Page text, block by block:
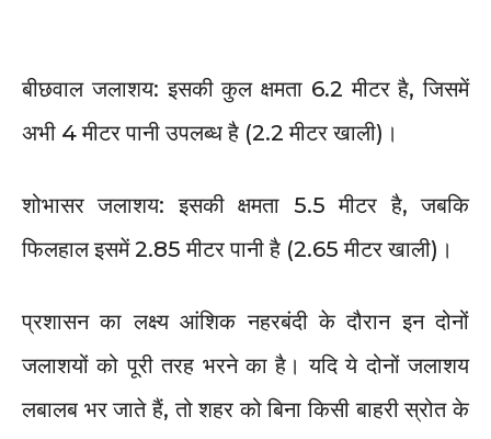
बीछवाल जलाशय: इसकी कुल क्षमता 6.2 मीटर है, जिसमें
अभी 4 मीटर पानी उपलब्ध है (2.2 मीटर खाली)।
शोभासर जलाशय: इसकी क्षमता 5.5 मीटर है, जबकि
फिलहाल इसमें 2.85 मीटर पानी है (2.65 मीटर खाली)।
प्रशासन का लक्ष्य आंशिक नहरबंदी के दौरान इन दोनों
जलाशयों को पूरी तरह भरने का है। यदि ये दोनों जलाशय
लबालब भर जाते हैं, तो शहर को बिना किसी बाहरी स्रोत के